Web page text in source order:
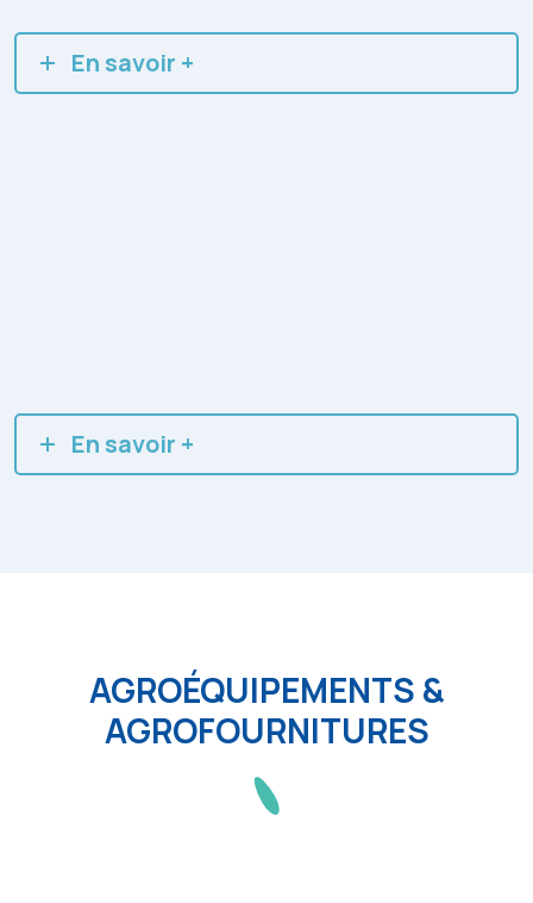
En savoir +
En savoir +
AGROÉQUIPEMENTS &
AGROFOURNITURES